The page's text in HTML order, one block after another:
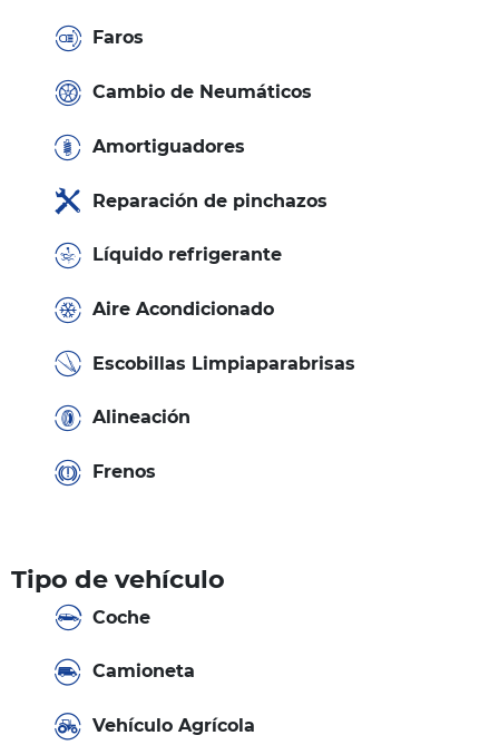
Faros
Cambio de Neumáticos
Amortiguadores
Reparación de pinchazos
Líquido refrigerante
Aire Acondicionado
Escobillas Limpiaparabrisas
Alineación
Frenos
Tipo de vehículo
Coche
Camioneta
Vehículo Agrícola